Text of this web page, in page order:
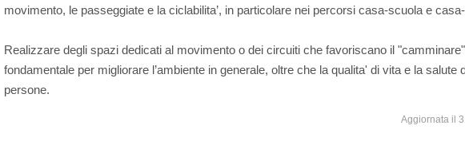
movimento, le passeggiate e la ciclabilita’, in particolare nei percorsi casa-scuola e
Realizzare degli spazi dedicati al movimento o dei circuiti che favoriscano il
fondamentale per migliorare l’ambiente in generale, oltre che la qualita' di vita e la salute
persone.
Aggiornata il